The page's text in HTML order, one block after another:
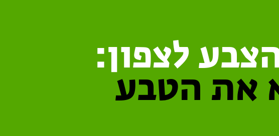
לצפון:
את הטבע